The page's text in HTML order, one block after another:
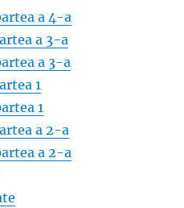
a 4-a
a 3-a
a 3-a
1
1
a 2-a
a 2-a